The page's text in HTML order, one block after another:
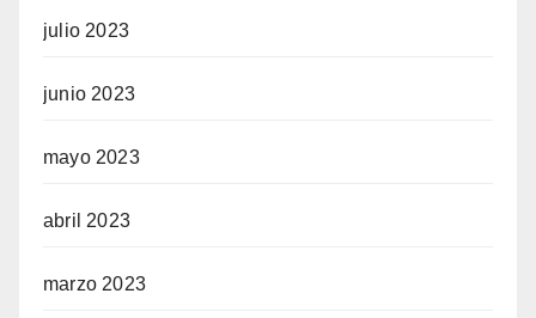
julio 2023
junio 2023
mayo 2023
abril 2023
marzo 2023